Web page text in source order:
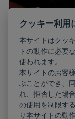
本サイトはクッ
トの動作に必要
使われます。
本サイトのお客
ぶことができ、
れ、拒否した場
の使用を制限す
り本サイトの動
ることはありま